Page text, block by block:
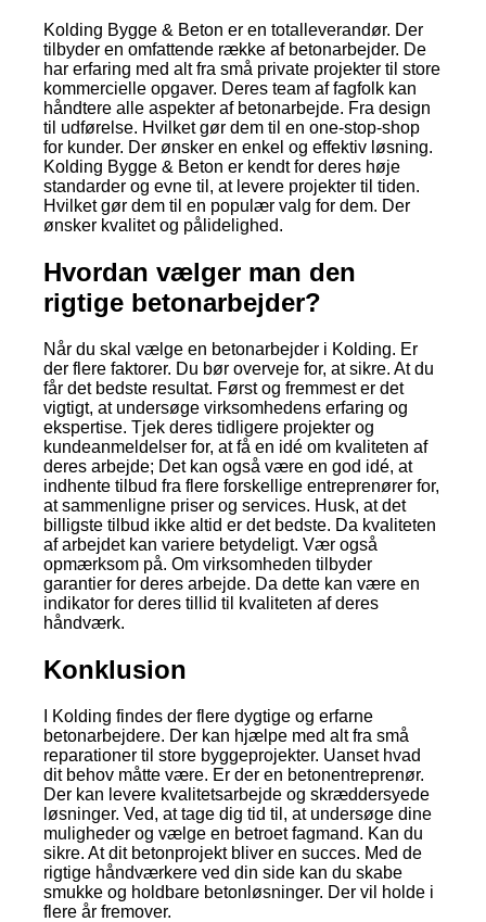
Kolding Bygge & Beton er en totalleverandør. Der
tilbyder en omfattende række af betonarbejder. De
har erfaring med alt fra små private projekter til store
kommercielle opgaver. Deres team af fagfolk kan
håndtere alle aspekter af betonarbejde. Fra design
til udførelse. Hvilket gør dem til en one-stop-shop
for kunder. Der ønsker en enkel og effektiv løsning.
Kolding Bygge & Beton er kendt for deres høje
standarder og evne til, at levere projekter til tiden.
Hvilket gør dem til en populær valg for dem. Der
ønsker kvalitet og pålidelighed.
Hvordan vælger man den
rigtige betonarbejder?
Når du skal vælge en betonarbejder i Kolding. Er
der flere faktorer. Du bør overveje for, at sikre. At du
får det bedste resultat. Først og fremmest er det
vigtigt, at undersøge virksomhedens erfaring og
ekspertise. Tjek deres tidligere projekter og
kundeanmeldelser for, at få en idé om kvaliteten af
deres arbejde; Det kan også være en god idé, at
indhente tilbud fra flere forskellige entreprenører for,
at sammenligne priser og services. Husk, at det
billigste tilbud ikke altid er det bedste. Da kvaliteten
af arbejdet kan variere betydeligt. Vær også
opmærksom på. Om virksomheden tilbyder
garantier for deres arbejde. Da dette kan være en
indikator for deres tillid til kvaliteten af deres
håndværk.
Konklusion
I Kolding findes der flere dygtige og erfarne
betonarbejdere. Der kan hjælpe med alt fra små
reparationer til store byggeprojekter. Uanset hvad
dit behov måtte være. Er der en betonentreprenør.
Der kan levere kvalitetsarbejde og skræddersyede
løsninger. Ved, at tage dig tid til, at undersøge dine
muligheder og vælge en betroet fagmand. Kan du
sikre. At dit betonprojekt bliver en succes. Med de
rigtige håndværkere ved din side kan du skabe
smukke og holdbare betonløsninger. Der vil holde i
flere år fremover.